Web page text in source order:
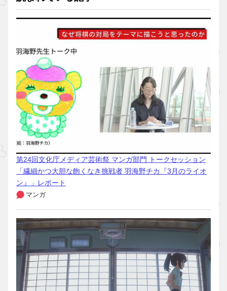
第24回文化庁メディア芸術祭 マンガ部門 トークセッション
「繊細かつ大胆な飽くなき挑戦者 羽海野チカ『3月のライオ
ン』」レポート
マンガ